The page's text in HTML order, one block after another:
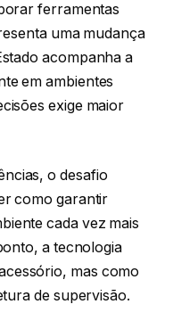
ferramentas
uma mudança
acompanha a
em ambientes
exige maior
o desafio
como garantir
cada vez mais
a tecnologia
mas como
de supervisão.